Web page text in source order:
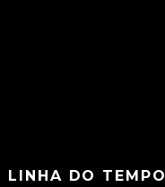
LINHA DO TEMPO